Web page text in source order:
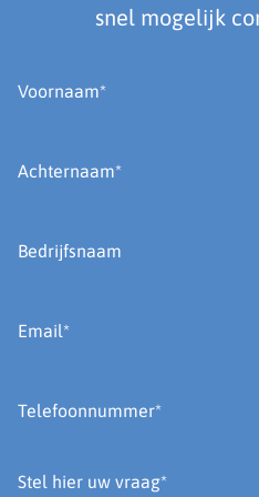
snel mogelijk